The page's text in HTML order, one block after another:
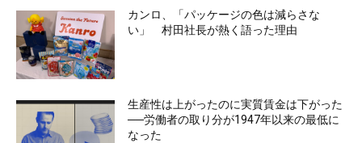
カンロ、「パッケージの色は減らさな
い」 村田社長が熱く語った理由
生産性は上がったのに実質賃金は下がった
──労働者の取り分が1947年以来の最低に
なった